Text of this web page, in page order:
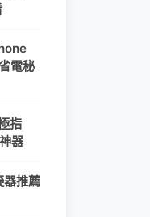
電秘
指
器
推薦